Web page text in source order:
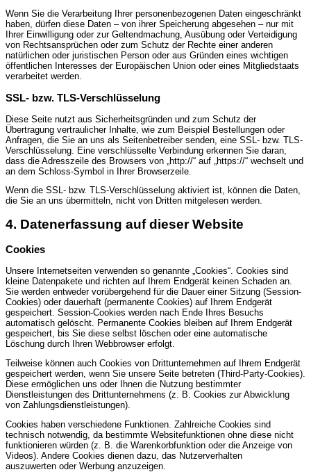
Wenn Sie die Verarbeitung Ihrer personenbezogenen Daten eingeschränkt
haben, dürfen diese Daten – von ihrer Speicherung abgesehen – nur mit
Ihrer Einwilligung oder zur Geltendmachung, Ausübung oder Verteidigung
von Rechtsansprüchen oder zum Schutz der Rechte einer anderen
natürlichen oder juristischen Person oder aus Gründen eines wichtigen
öffentlichen Interesses der Europäischen Union oder eines Mitgliedstaats
verarbeitet werden.
SSL- bzw. TLS-Verschlüsselung
Diese Seite nutzt aus Sicherheitsgründen und zum Schutz der
Übertragung vertraulicher Inhalte, wie zum Beispiel Bestellungen oder
Anfragen, die Sie an uns als Seitenbetreiber senden, eine SSL- bzw. TLS-
Verschlüsselung. Eine verschlüsselte Verbindung erkennen Sie daran,
dass die Adresszeile des Browsers von „http://“ auf „https://“ wechselt und
an dem Schloss-Symbol in Ihrer Browserzeile.
Wenn die SSL- bzw. TLS-Verschlüsselung aktiviert ist, können die Daten,
die Sie an uns übermitteln, nicht von Dritten mitgelesen werden.
4. Datenerfassung auf dieser Website
Cookies
Unsere Internetseiten verwenden so genannte „Cookies“. Cookies sind
kleine Datenpakete und richten auf Ihrem Endgerät keinen Schaden an.
Sie werden entweder vorübergehend für die Dauer einer Sitzung (Session-
Cookies) oder dauerhaft (permanente Cookies) auf Ihrem Endgerät
gespeichert. Session-Cookies werden nach Ende Ihres Besuchs
automatisch gelöscht. Permanente Cookies bleiben auf Ihrem Endgerät
gespeichert, bis Sie diese selbst löschen oder eine automatische
Löschung durch Ihren Webbrowser erfolgt.
Teilweise können auch Cookies von Drittunternehmen auf Ihrem Endgerät
gespeichert werden, wenn Sie unsere Seite betreten (Third-Party-Cookies).
Diese ermöglichen uns oder Ihnen die Nutzung bestimmter
Dienstleistungen des Drittunternehmens (z. B. Cookies zur Abwicklung
von Zahlungsdienstleistungen).
Cookies haben verschiedene Funktionen. Zahlreiche Cookies sind
technisch notwendig, da bestimmte Websitefunktionen ohne diese nicht
funktionieren würden (z. B. die Warenkorbfunktion oder die Anzeige von
Videos). Andere Cookies dienen dazu, das Nutzerverhalten
auszuwerten oder Werbung anzuzeigen.